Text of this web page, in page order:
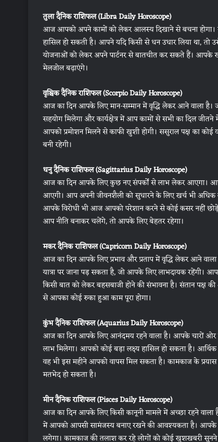
तुला दैनिक राशिफल (Libra Daily Horoscope)
आज आपको अपने कामों को लेकर आलस्य दिखाने से बचना होगा।
हासिल हो सकती है। आपने यदि किसी से धन उधार लिया था,
योजनाओं को लेकर अपने पार्टनर से बातचीत कर सकते हैं।
मेलजोल बढ़ाएंगे।
वृश्चिक दैनिक राशिफल (Scorpio Daily Horoscope)
आज का दिन आपके लिए मान-सम्मान में वृद्धि लेकर आने वाला है।
सहयोग मिलेगा और कार्यक्षेत्र में आप कामों से सभी का दिल
आपको प्रमोशन मिलने से काफी खुशी होगी। ससुराल पक्ष का
बनी रहेगी।
धनु दैनिक राशिफल (Sagittarius Daily Horoscope)
आज का दिन आपके लिए कुछ नए संपर्कों से लाभ लेकर आएगा।
आएगी। आप अपनी जीवनशैली को सुधारने के लिए खर्च भी अधिक
आपके विरोधी भी आज आपको परेशान करने से कोई कसर नहीं
आप नीति बनाकर चलेंगे, तो आपके लिए बेहतर रहेगा।
मकर दैनिक राशिफल (Capricorn Daily Horoscope)
आज का दिन आपके लिए प्रभाव और प्रताप में वृद्धि लेकर आने
यात्रा पर जाना पड़ सकता है, जो आपके लिए लाभदायक रहेंगी।
किसी बात को लेकर बहसबाजी होने की संभावना है। संतान
से आपका कोई रुका हुआ काम पूरा होगा।
कुंभ दैनिक राशिफल (Aquarius Daily Horoscope)
आज का दिन आपके लिए आनंदमय रहने वाला है। आपके चारों ओर
लाभ मिलेगा। आपको कोई बड़ा लक्ष्य हासिल हो सकता है।
वह भी इस महीने आपको वापस मिल सकता है। कामकाज के
मतभेद हो सकता है।
मीन दैनिक राशिफल (Pisces Daily Horoscope)
आज का दिन आपके लिए किसी कानूनी मामले में अच्छा रहने वाला
में आपको आपसी सामंजस्य बनाए रखने की आवश्यकता है। आपके
लगेगा। कामकाज की तलाश कर रहे लोगों को कोई खुशखबरी